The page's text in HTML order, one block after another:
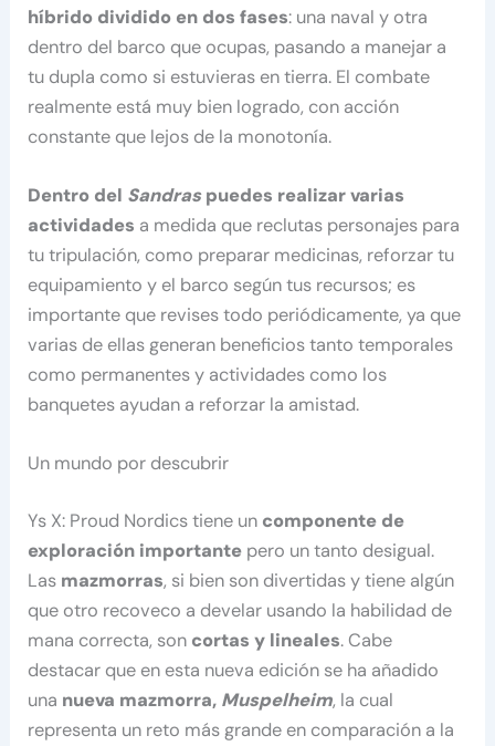
híbrido dividido en dos fases: una naval y otra
dentro del barco que ocupas, pasando a manejar a
tu dupla como si estuvieras en tierra. El combate
realmente está muy bien logrado, con acción
constante que lejos de la monotonía.
Dentro del Sandraspuedes realizar varias
actividades a medida que reclutas personajes para
tu tripulación, como preparar medicinas, reforzar tu
equipamiento y el barco según tus recursos; es
importante que revises todo periódicamente, ya que
varias de ellas generan beneficios tanto temporales
como permanentes y actividades como los
banquetes ayudan a reforzar la amistad.
Un mundo por descubrir
Ys X: Proud Nordics tiene un componente de
exploración importante pero un tanto desigual.
Las mazmorras, si bien son divertidas y tiene algún
que otro recoveco a develar usando la habilidad de
mana correcta, son cortas y lineales. Cabe
destacar que en esta nueva edición se ha añadido
una nueva mazmorra, Muspelheim, la cual
representa un reto más grande en comparación a la